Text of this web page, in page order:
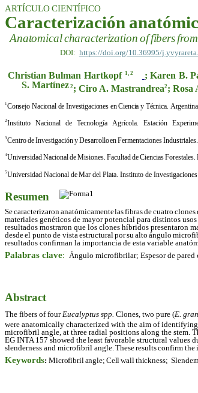
ARTÍCULOCIENTÍFICO
Caracterización
Anatomicalcharacterizationoffibersfrom
DOI: https://doi.org/10.36995/
Christian Bulman Hartkopf 1, 2 ; Karen B.
S. Martínez 2; Ciro A. Mastrandrea2; Rosa
1Consejo Nacional de Investigaciones en Ciencia y Técnica.
2Instituto Nacional de Tecnología Agrícola. Estación
3CentrodeInvestigaciónyDesarrolloenFermentacionesIndustriales.
4UniversidadNacionaldeMisiones. FacultaddeCienciasForestales.
5Universidad Nacional deMar del Plata. Instituto de Investigaciones
Resumen
Secaracterizaron anatómicamentelasfibrasdecuatro clones
materiales genéticos de mayor potencial para distintos
resultados mostraron que los clones híbridos presentaron
desdeel punto de vistaestructural porsu alto ángulo
resultados confirman la importancia de esta variable
Palabras clave: Ángulo microfibrilar; Espesor de
Abstract
The fibers of four Eucalyptus spp. Clones, two pure (E.
were anatomically characterized with the aim of
microfibril angle, at three radial positions along the stem.
EG INTA 157 showed theleast favorable structural values
slenderness and microfibril angle. Theseresultsconfirm the
Keywords: Microfibrilangle; Cellwallthickness;